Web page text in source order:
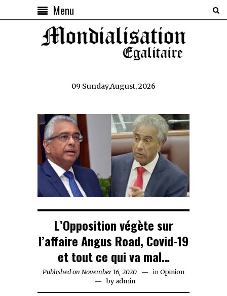
Menu
09 Sunday,August, 2026
L’Opposition végète sur
l’affaire Angus Road, Covid-19
et tout ce qui va mal…
Published on November 16, 2020 November
in Opinion
byadmin